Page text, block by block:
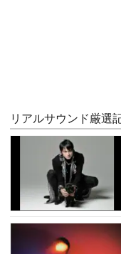
リアルサウンド厳選